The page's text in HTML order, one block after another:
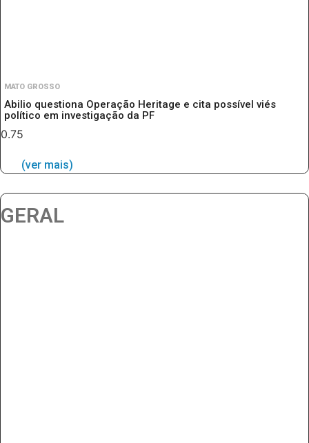
MATO GROSSO
Abilio questiona Operação Heritage e cita possível viés
político em investigação da PF
(ver mais)
GERAL